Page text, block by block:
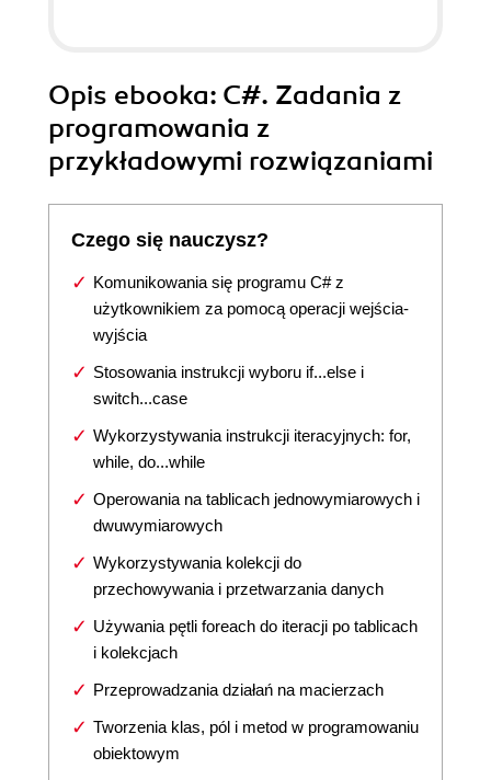
Opis ebooka: C#. Zadania z
programowania z
przykładowymi rozwiązaniami
Czego się nauczysz?
Komunikowania się programu C# z
użytkownikiem za pomocą operacji wejścia-
wyjścia
Stosowania instrukcji wyboru if...else i
switch...case
Wykorzystywania instrukcji iteracyjnych: for,
while, do...while
Operowania na tablicach jednowymiarowych i
dwuwymiarowych
Wykorzystywania kolekcji do
przechowywania i przetwarzania danych
Używania pętli foreach do iteracji po tablicach
i kolekcjach
Przeprowadzania działań na macierzach
Tworzenia klas, pól i metod w programowaniu
obiektowym